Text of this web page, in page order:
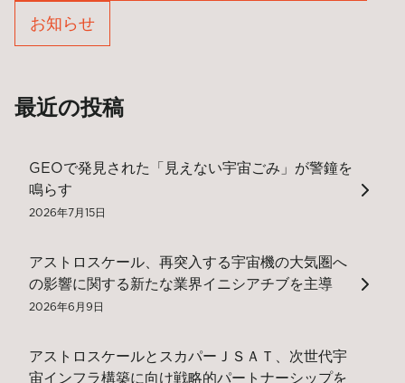
お知らせ
最近の投稿
GEOで発見された「見えない宇宙ごみ」が警鐘を
鳴らす
2026年7月15日
アストロスケール、再突入する宇宙機の大気圏へ
の影響に関する新たな業界イニシアチブを主導
2026年6月9日
アストロスケールとスカパーＪＳＡＴ、次世代宇
宙インフラ構築に向け戦略的パートナーシップを